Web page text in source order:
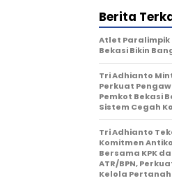
Berita
Atlet Paralimpik
Bekasi Bikin
Tri Adhianto
Perkuat
Pemkot Bekasi
Sistem Cegah
Tri Adhianto
Komitmen
Bersama KPK
ATR/BPN,
Kelola